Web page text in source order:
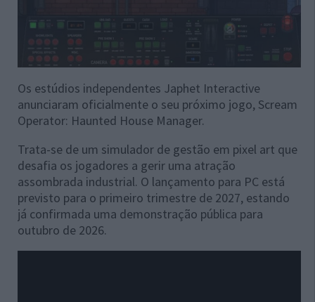
Os estúdios independentes Japhet Interactive
anunciaram oficialmente o seu próximo jogo, Scream
Operator: Haunted House Manager.
Trata-se de um simulador de gestão em pixel art que
desafia os jogadores a gerir uma atração
assombrada industrial. O lançamento para PC está
previsto para o primeiro trimestre de 2027, estando
já confirmada uma demonstração pública para
outubro de 2026.